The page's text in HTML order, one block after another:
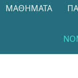
ΜΑΘΉΜΑΤΑ